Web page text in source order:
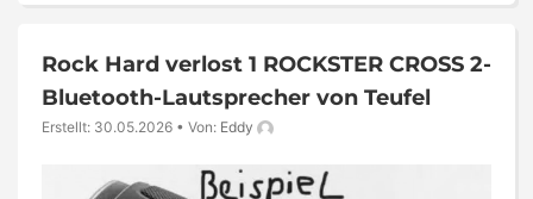
Rock Hard verlost 1 ROCKSTER CROSS 2-
Bluetooth-Lautsprecher von Teufel
Erstellt: 30.05.2026 • Von: Eddy